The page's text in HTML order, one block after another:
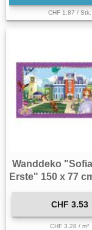
CHF 1.87 / Stk.
Wanddeko
Erste" 150 x 77
CHF 3.53
CHF 3.28 / m²